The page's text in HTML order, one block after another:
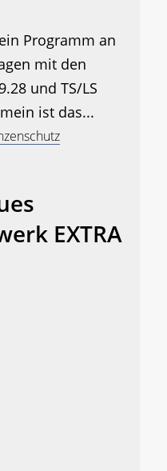
Programm an
mit den
und TS/LS
ist das...
EXTRA